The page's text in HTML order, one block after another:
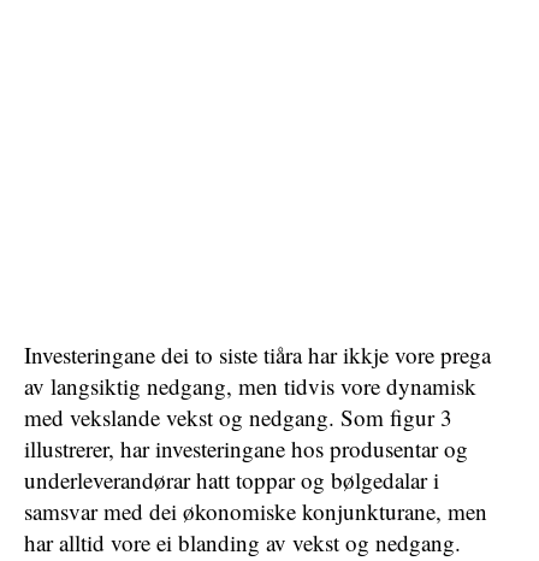
Investeringane dei to siste tiåra har ikkje vore prega
av langsiktig nedgang, men tidvis vore dynamisk
med vekslande vekst og nedgang. Som figur 3
illustrerer, har investeringane hos produsentar og
underleverandørar hatt toppar og bølgedalar i
samsvar med dei økonomiske konjunkturane, men
har alltid vore ei blanding av vekst og nedgang.